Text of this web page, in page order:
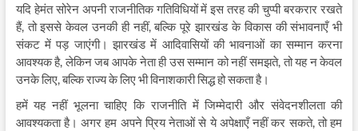
यदि हेमंत सोरेन अपनी राजनीतिक गतिविधियों में इस तरह की चुप्पी बरकरार रखते
हैं, तो इससे केवल उनकी ही नहीं, बल्कि पूरे झारखंड के विकास की संभावनाएँ भी
संकट में पड़ जाएंगी। झारखंड में आदिवासियों की भावनाओं का सम्मान करना
आवश्यक है, लेकिन जब आपके नेता ही उस सम्मान को नहीं समझते, तो यह न केवल
उनके लिए, बल्कि राज्य के लिए भी विनाशकारी सिद्ध हो सकता है।
हमें यह नहीं भूलना चाहिए कि राजनीति में जिम्मेदारी और संवेदनशीलता की
आवश्यकता है। अगर हम अपने प्रिय नेताओं से ये अपेक्षाएँ नहीं कर सकते, तो हम